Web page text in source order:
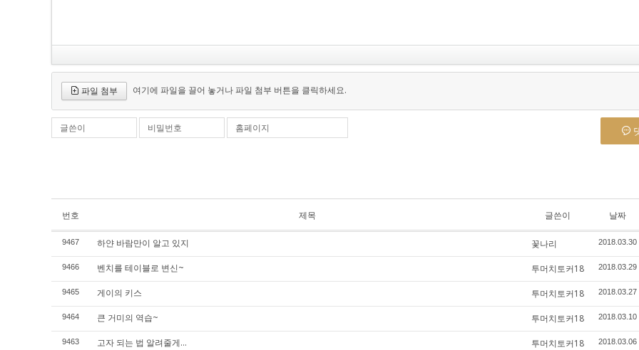
파일 첨부 여기에 파일을 끌어 놓거나 파일 첨부 버튼을 클릭하세요.
글쓴이 비밀번호 홈페이지
번호 제목 글쓴이 날짜
9467 하얀 바람만이 알고 있지 꽃나리 2018.03.30
9466 벤치를 테이블로 변신~ 투머치토커18 2018.03.29
9465 게이의 키스 투머치토커18 2018.03.27
9464 큰 거미의 역습~ 투머치토커18 2018.03.10
9463 고자 되는 법 알려줄게... 투머치토커18 2018.03.06